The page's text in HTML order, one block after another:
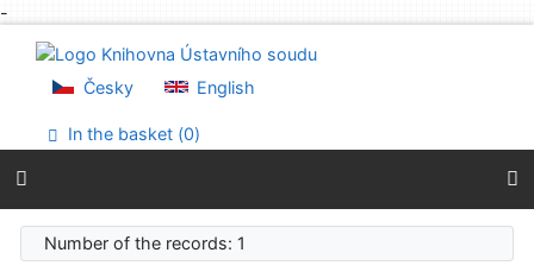
-
Go to menu
Accessibility declaration
Česky English
In the basket (0)
Number of the records: 1